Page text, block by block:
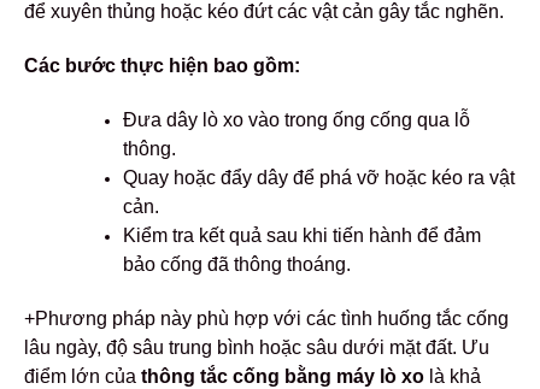
để xuyên thủng hoặc kéo đứt các vật cản gây tắc nghẽn.
Các bước thực hiện bao gồm:
Đưa dây lò xo vào trong ống cống qua lỗ
thông.
Quay hoặc đẩy dây để phá vỡ hoặc kéo ra vật
cản.
Kiểm tra kết quả sau khi tiến hành để đảm
bảo cống đã thông thoáng.
+Phương pháp này phù hợp với các tình huống tắc cống
lâu ngày, độ sâu trung bình hoặc sâu dưới mặt đất. Ưu
điểm lớn của thông tắc cống bằng máy lò xo là khả